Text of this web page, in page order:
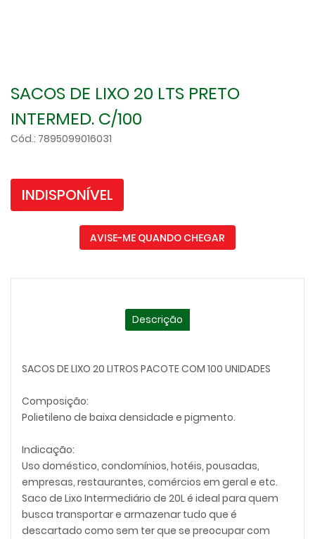
SACOS DE LIXO 20 LTS PRETO
INTERMED. C/100
Cód.: 7895099016031
INDISPONÍVEL
AVISE-ME QUANDO CHEGAR
Descrição
SACOS DE LIXO 20 LITROS PACOTE COM 100 UNIDADES
Composição:
Polietileno de baixa densidade e pigmento.
Indicação:
Uso doméstico, condomínios, hotéis, pousadas,
empresas, restaurantes, comércios em geral e etc.
Saco de Lixo Intermediário de 20L é ideal para quem
busca transportar e armazenar tudo que é
descartado como sem ter que se preocupar com